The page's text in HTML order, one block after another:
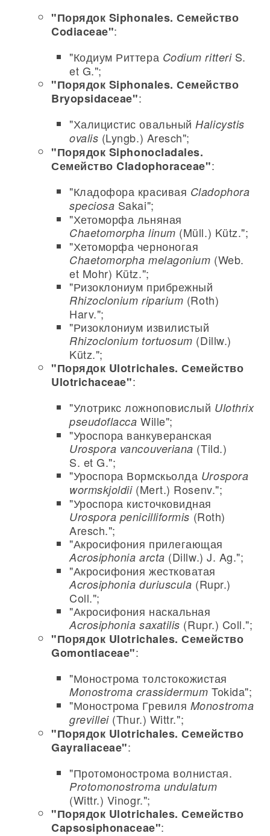
"Порядок Siphonales. Семейство
Codiaceae":
"Кодиум Риттера Codium ritteriS.
et G.";
"Порядок Siphonales. Семейство
Bryopsidaceae":
"Халицистис овальный Halicystis
ovalis (Lyngb.) Aresch";
"Порядок Siphonocladales.
Семейство Cladophoraceae":
"Кладофора красивая Cladophora
speciosa Sakai";
"Хетоморфа льняная
Chaetomorpha linum (Müll.) Kütz.";
"Хетоморфа черноногая
Chaetomorpha melagonium (Web.
et Mohr) Kütz.";
"Ризоклониум прибрежный
Rhizoclonium riparium (Roth)
Harv.";
"Ризоклониум извилистый
Rhizoclonium tortuosum (Dillw.)
Kütz.";
"Порядок Ulotrichales. Семейство
Ulotrichaceae":
"Улотрикс ложноповислый Ulothrix
pseudoflacca Wille";
"Уроспора ванкуверанская
Urospora vancouveriana (Tild.)
S. et G.";
"Уроспора Вормскьолда Urospora
wormskjoldii(Mert.) Rosenv.";
"Уроспора кисточковидная
Urospora penicilliformis (Roth)
Aresch.";
"Акросифония прилегающая
Acrosiphonia arcta (Dillw.) J. Ag.";
"Акросифония жестковатая
Acrosiphonia duriuscula (Rupr.)
Coll.";
"Акросифония наскальная
Acrosiphonia saxatilis (Rupr.) Coll.";
"Порядок Ulotrichales. Семейство
Gomontiaceae":
"Монострома толстокожистая
Monostroma crassidermum Tokida";
"Монострома Гревиля Monostroma
grevillei(Thur.) Wittr.";
"Порядок Ulotrichales. Семейство
Gayraliaceae":
"Протомонострома волнистая.
Protomonostroma undulatum
(Wittr.) Vinogr.";
"Порядок Ulotrichales. Семейство
Capsosiphonaceae":